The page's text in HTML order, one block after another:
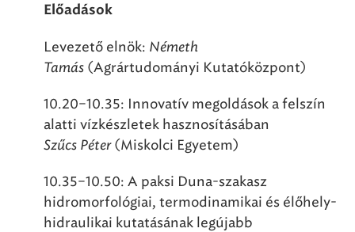
Előadások
Levezető elnök: Németh
Tamás (Agrártudományi Kutatóközpont)
10.20–10.35: Innovatív megoldások a felszín
alatti vízkészletek hasznosításában
Szűcs Péter(Miskolci Egyetem)
10.35–10.50: A paksi Duna-szakasz
hidromorfológiai, termodinamikai és élőhely-
hidraulikai kutatásának legújabb